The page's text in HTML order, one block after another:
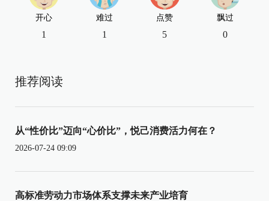
开心
1
难过
1
点赞
5
飘过
0
推荐阅读
从“性价比”迈向“心价比”，悦己消费活力何在？
2026-07-24 09:09
高标准劳动力市场体系支撑未来产业培育